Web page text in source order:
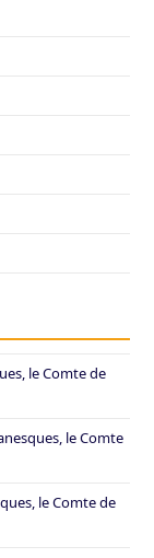
le Comte de
le Comte
le Comte de